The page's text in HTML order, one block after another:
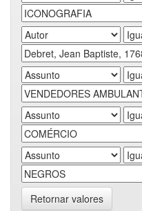
Retornar valores